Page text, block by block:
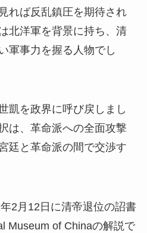
れば反乱鎮圧を期待され
北洋軍を背景に持ち、清
軍事力を握る人物でし
凱を政界に呼び戻しまし
は、革命派への全面攻撃
廷と革命派の間で交渉す
2月12日に清帝退位の詔書
Museum of Chinaの解説で